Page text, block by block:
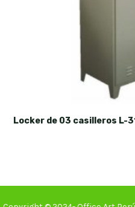
Locker de 03 casilleros L-